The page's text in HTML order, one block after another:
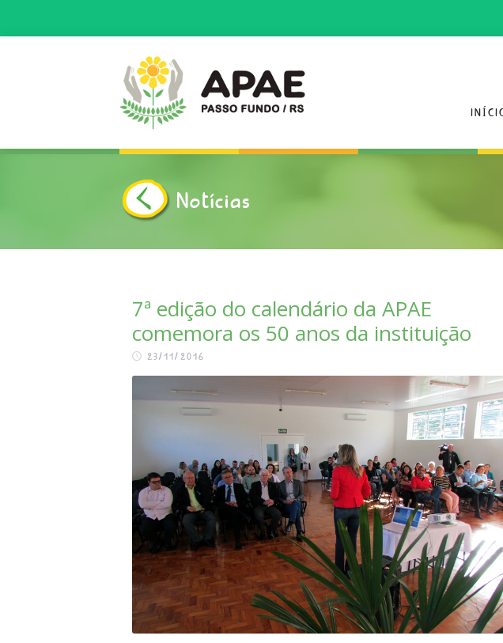
COMO ATUAMOS
NOTÍCIAS
APOIE
FALE CONOSCO
Notícias
7ª edição do calendário da APAE
comemora os 50 anos da instituição
23/11/2016